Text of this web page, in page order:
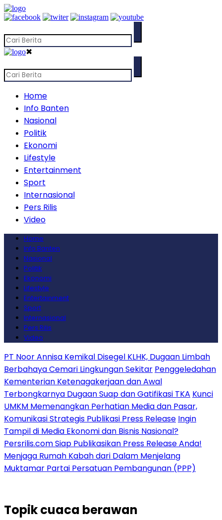
✖
Home
Info Banten
Nasional
Politik
Ekonomi
Lifestyle
Entertainment
Sport
Internasional
Pers Rilis
Video
Home
Info Banten
Nasional
Politik
Ekonomi
Lifestyle
Entertainment
Sport
Internasional
Pers Rilis
Video
PT Noor Annisa Kemikal Disegel KLHK, Dugaan Limbah
Berbahaya Cemari Lingkungan Sekitar Penggeledahan
Kementerian Ketenagakerjaan dan Awal
Terbongkarnya Dugaan Suap dan Gatifikasi TKA Kunci
UMKM Memenangkan Perhatian Media dan Pasar,
Komunikasi Strategis Publikasi Press Release Ingin
Tampil di Media Ekonomi dan Bisnis Nasional?
Persrilis.com Siap Publikasikan Press Release Anda!
Menjaga Rumah Kabah dari Dalam Menjelang
Muktamar Partai Persatuan Pembangunan (PPP)
Topikcuaca berawan